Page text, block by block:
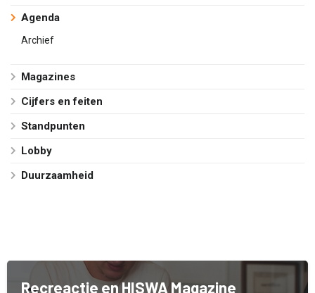
Agenda
Archief
Magazines
Cijfers en feiten
Standpunten
Lobby
Duurzaamheid
Recreactie en HISWA Magazine